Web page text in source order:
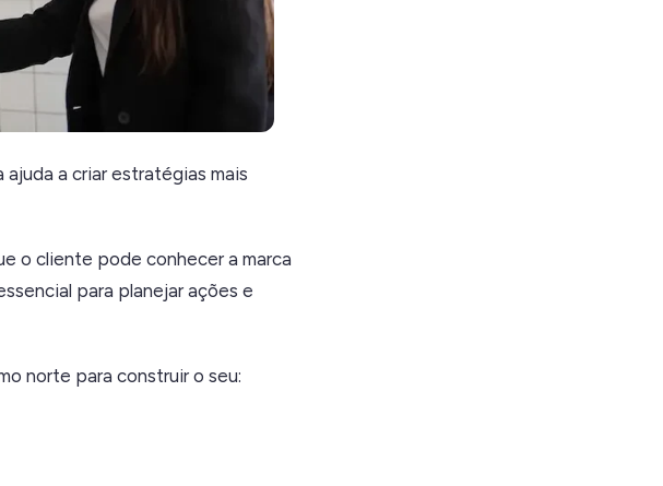
a criar estratégias mais
o cliente pode conhecer a marca
para planejar ações e
norte para construir o seu: